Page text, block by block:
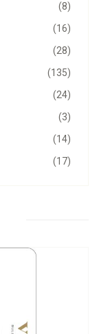
(8)
(16)
(28)
(135)
(24)
(3)
(14)
(17)